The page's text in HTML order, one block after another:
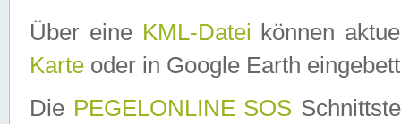
Über eine KML-Datei können
Karte oder in Google Earth
Die PEGELONLINE SOS